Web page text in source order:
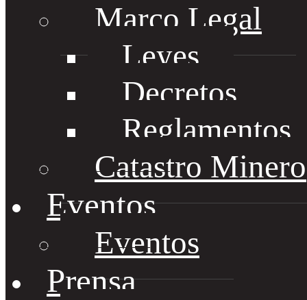
Marco Legal
Leyes
Decretos
Reglamentos
Catastro Minero
Eventos
Eventos
Prensa